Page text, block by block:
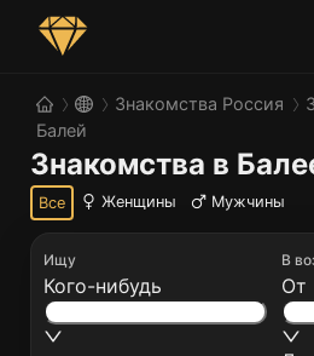
Знакомства Россия
Балей
Знакомства в
Все Женщины Мужчины
Ищу
Кого-нибудь
В
От